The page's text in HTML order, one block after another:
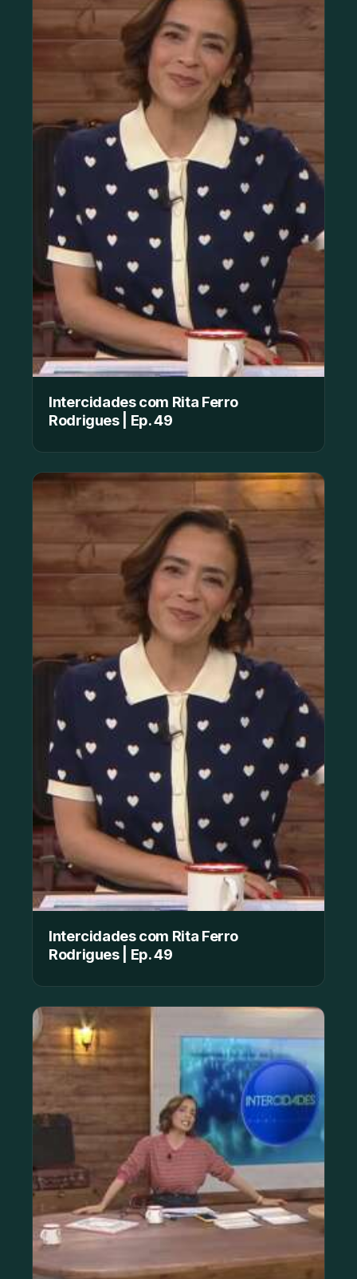
Intercidades com Rita Ferro
Rodrigues | Ep. 49
Intercidades com Rita Ferro
Rodrigues | Ep. 49